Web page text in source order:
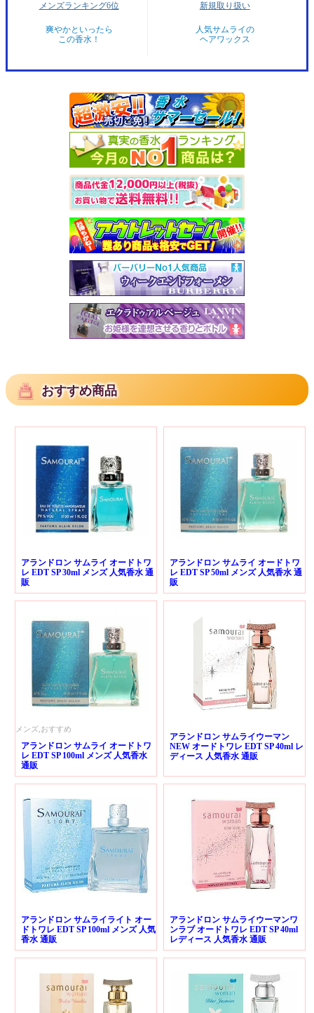
メンズランキング6位
爽やかといったら
この香水！
新規取り扱い
人気サムライの
ヘアワックス
おすすめ商品
アランドロン サムライ オードトワ
レ EDT SP 30ml メンズ 人気香水 通
販
アランドロン サムライ オードトワ
レ EDT SP 50ml メンズ 人気香水 通
販
メンズ,おすすめ
アランドロン サムライ オードトワ
レ EDT SP 100ml メンズ 人気香水
通販
アランドロン サムライウーマン
NEW オードトワレ EDT SP 40ml レ
ディース 人気香水 通販
アランドロン サムライライト オー
ドトワレ EDT SP 100ml メンズ 人気
香水 通販
アランドロン サムライウーマンワ
ンラブ オードトワレ EDT SP 40ml
レディース 人気香水 通販